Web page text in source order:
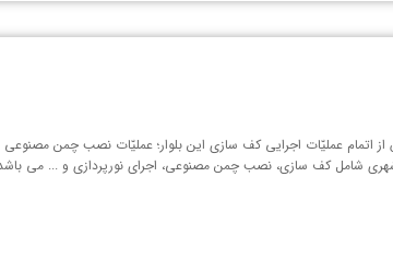
بهسازی بلوار ۱۵ خرداد شهر لامِرد و پس از اتمام عملیّات اجرایی کف سازی این بلوار؛ عملیّات
شامل کف سازی، نصب چمن مصنوعی، اجرای نورپردازی و ... می باشد